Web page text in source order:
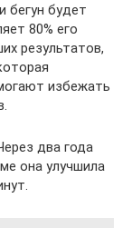
бегун будет
80% его
результатов,
избежать
два года
она улучшила